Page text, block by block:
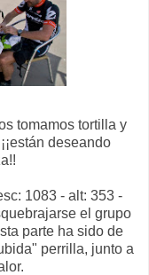
tomamos tortilla y
deseando
1083 - alt: 353 -
el grupo
parte ha sido de
perrilla, junto a